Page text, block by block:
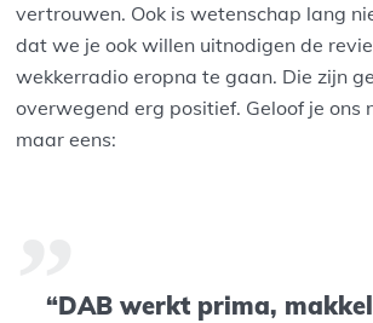
vertrouwen. Ook is wetenschap lang
dat we je ook willen uitnodigen de
wekkerradio eropna te gaan. Die zijn
overwegend erg positief. Geloof je ons
maar eens:
“DAB werkt prima,